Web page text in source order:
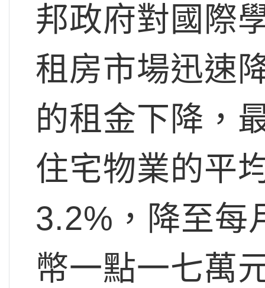
邦政府對國際
租房市場迅速
的租金下降，
住宅物業的平
3.2%，降至每
幣一點一七萬